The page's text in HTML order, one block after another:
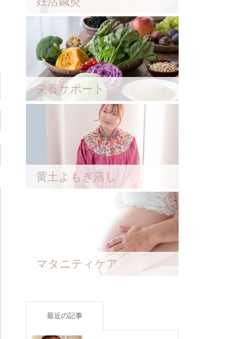
栄養サポート
黄土よもぎ蒸し
マタニティケア
最近の記事